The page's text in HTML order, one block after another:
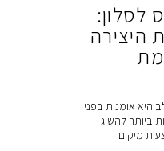
לסלון:
היצירה
היא אומנות בפני
ביותר להשיג
מיקום